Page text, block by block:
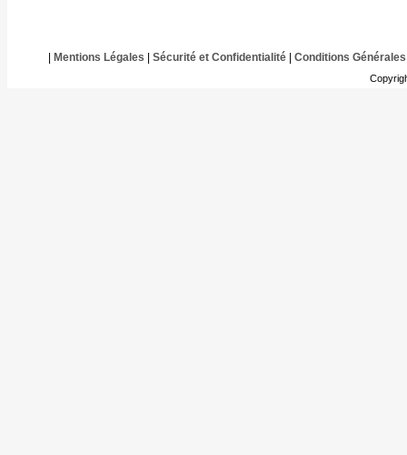
Mentions Légales Sécurité et Confidentialité| Conditions Générales